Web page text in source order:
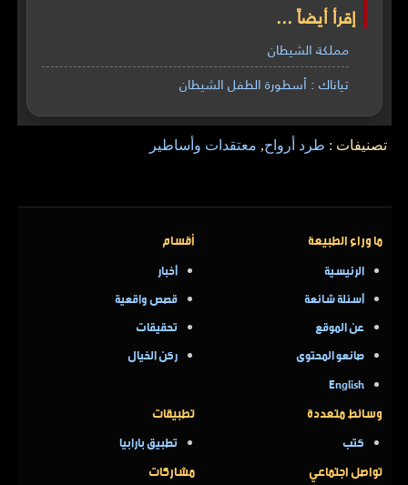
إقرأ أيضاً ...
مملكة الشيطان
تياناك : أسطورة الطفل الشيطان
تصنيفات : طرد أرواح, معتقدات وأساطير
ما وراء الطبيعة
الرئيسية
أسئلة شائعة
عن الموقع
صانعو المحتوى
English
أقسام
أخبار
قصص واقعية
تحقيقات
ركن الخيال
وسائط متعددة
كتب
تطبيقات
تطبيق بارابيا
تواصل اجتماعي مشاركات